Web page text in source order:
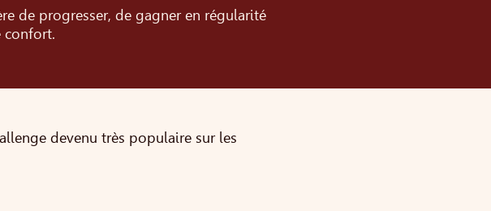
de progresser, de gagner en régularité
confort.
devenu très populaire sur les